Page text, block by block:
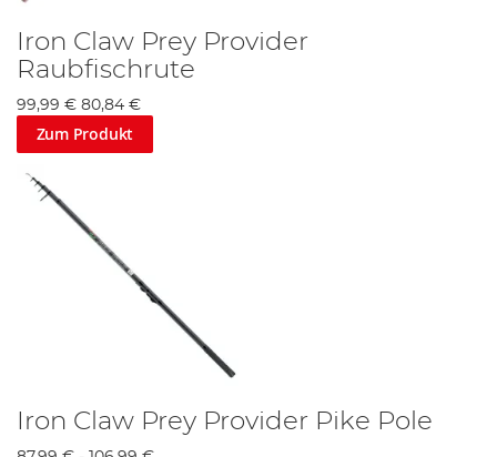
Iron Claw Prey Provider
Raubfischrute
99,99 € 80,84 €
Zum Produkt
Iron Claw Prey Provider Pike Pole